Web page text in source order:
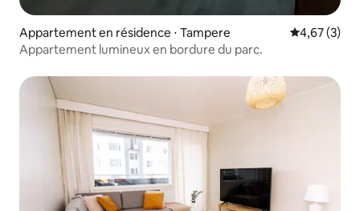
Appartement en résidence ⋅ Tampere Évaluation
4,67 (3)
Appartement lumineux en bordure du parc.